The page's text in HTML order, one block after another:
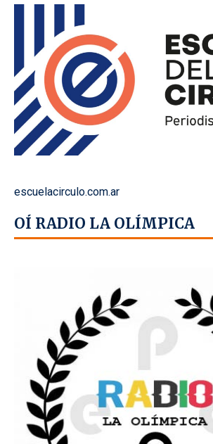
escuelacirculo.com.ar
OÍ RADIO LA OLÍMPICA